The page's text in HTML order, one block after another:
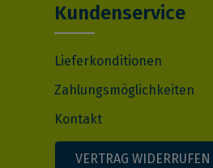
Kundenservice
Lieferkonditionen
Zahlungsmöglichkeiten
Kontakt
VERTRAG WIDERRUFEN